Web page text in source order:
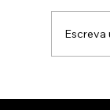
Escreva